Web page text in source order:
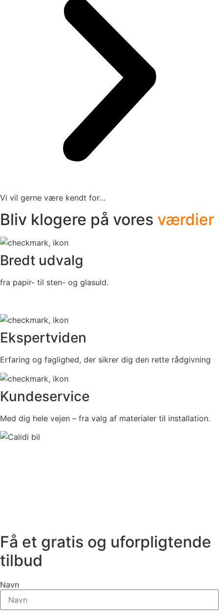
Vi vil gerne være kendt for…
Bliv klogere på vores værdier
Bredt udvalg
fra papir- til sten- og glasuld.
Ekspertviden
Erfaring og faglighed, der sikrer dig den rette rådgivning
Kundeservice
Med dig hele vejen – fra valg af materialer til installation.
Få et gratis og uforpligtende
tilbud
Navn